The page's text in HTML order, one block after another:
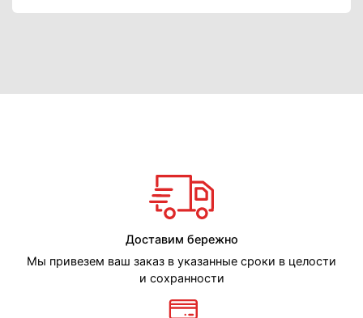
Доставим бережно
Мы привезем ваш заказ в указанные сроки в целости
и сохранности